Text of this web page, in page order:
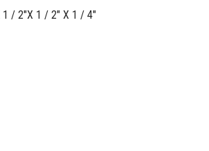
1 / 2"X 1 / 2" X 1 / 4"